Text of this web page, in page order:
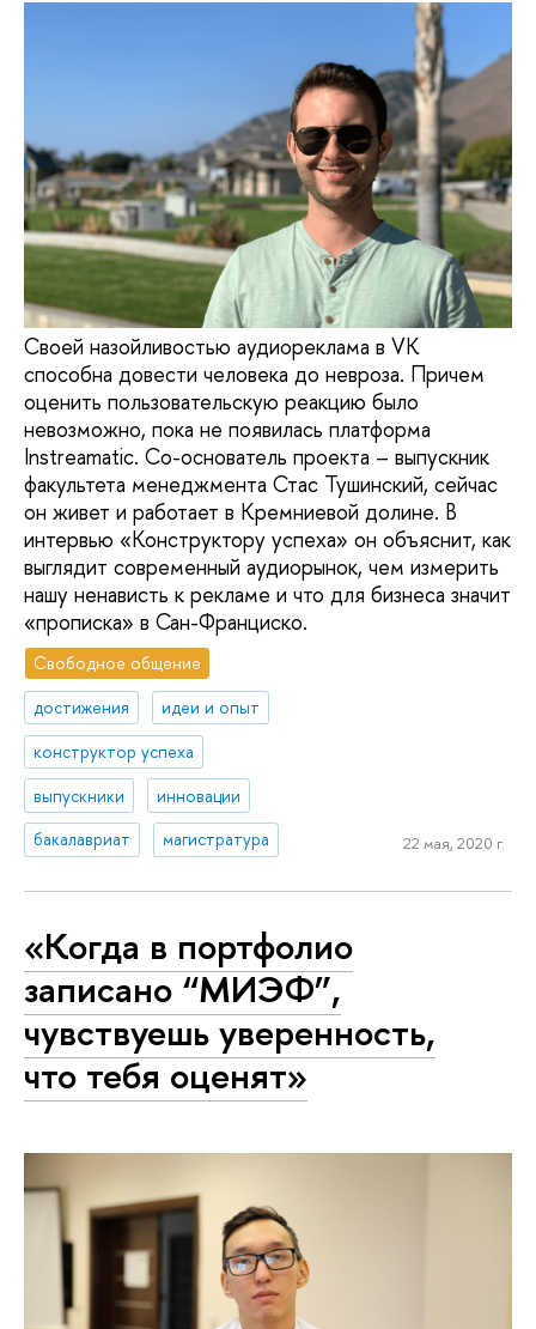
Своей назойливостью аудиореклама в VK
способна довести человека до невроза. Причем
оценить пользовательскую реакцию было
невозможно, пока не появилась платформа
Instreamatic. Со-основатель проекта – выпускник
факультета менеджмента Стас Тушинский, сейчас
он живет и работает в Кремниевой долине. В
интервью «Конструктору успеха» он объяснит, как
выглядит современный аудиорынок, чем измерить
нашу ненависть к рекламе и что для бизнеса значит
«прописка» в Сан-Франциско.
Свободное общение
достижения
идеи и опыт
конструктор успеха
выпускники
инновации
бакалавриат
магистратура 22 мая, 2020 г.
«Когда в портфолио
записано “МИЭФ”,
чувствуешь уверенность,
что тебя оценят»